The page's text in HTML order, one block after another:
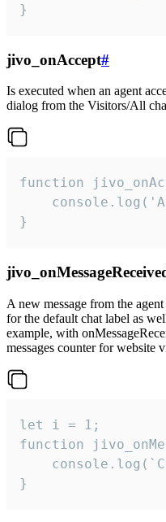
}
jivo_onAccept#
Is executed when an agent
dialog from the Visitors/All
function
}
A new message from the
for the default chat label as
example, with
messages counter for website
let i = 1;
function
}